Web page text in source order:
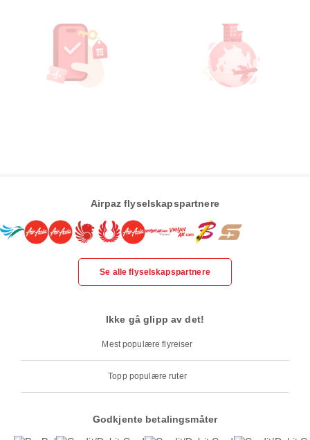
Airpaz flyselskapspartnere
Se alle flyselskapspartnere
Ikke gå glipp av det!
Mest populære flyreiser
Topp populære ruter
Godkjente betalingsmåter